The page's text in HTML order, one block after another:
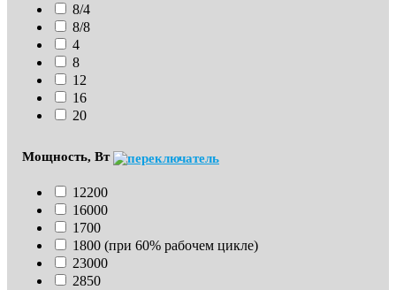
8/4
8/8
4
8
12
16
20
Мощность, Вт
12200
16000
1700
1800 (при 60% рабочем цикле)
23000
2850